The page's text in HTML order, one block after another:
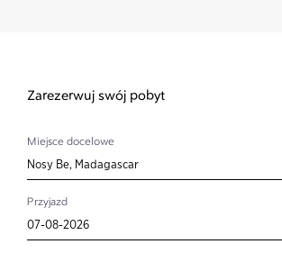
Zarezerwuj swój pobyt
Miejsce docelowe
Przyjazd